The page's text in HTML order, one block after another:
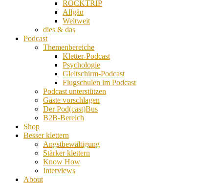
ROCKTRIP
Allgäu
Weltweit
dies & das
Podcast
Themenbereiche
Kletter-Podcast
Psychologie
Gleitschirm-Podcast
Flugschulen im Podcast
Podcast unterstützen
Gäste vorschlagen
Der Pod(cast)Bus
B2B-Bereich
Shop
Besser klettern
Angstbewältigung
Stärker klettern
Know How
Interviews
About